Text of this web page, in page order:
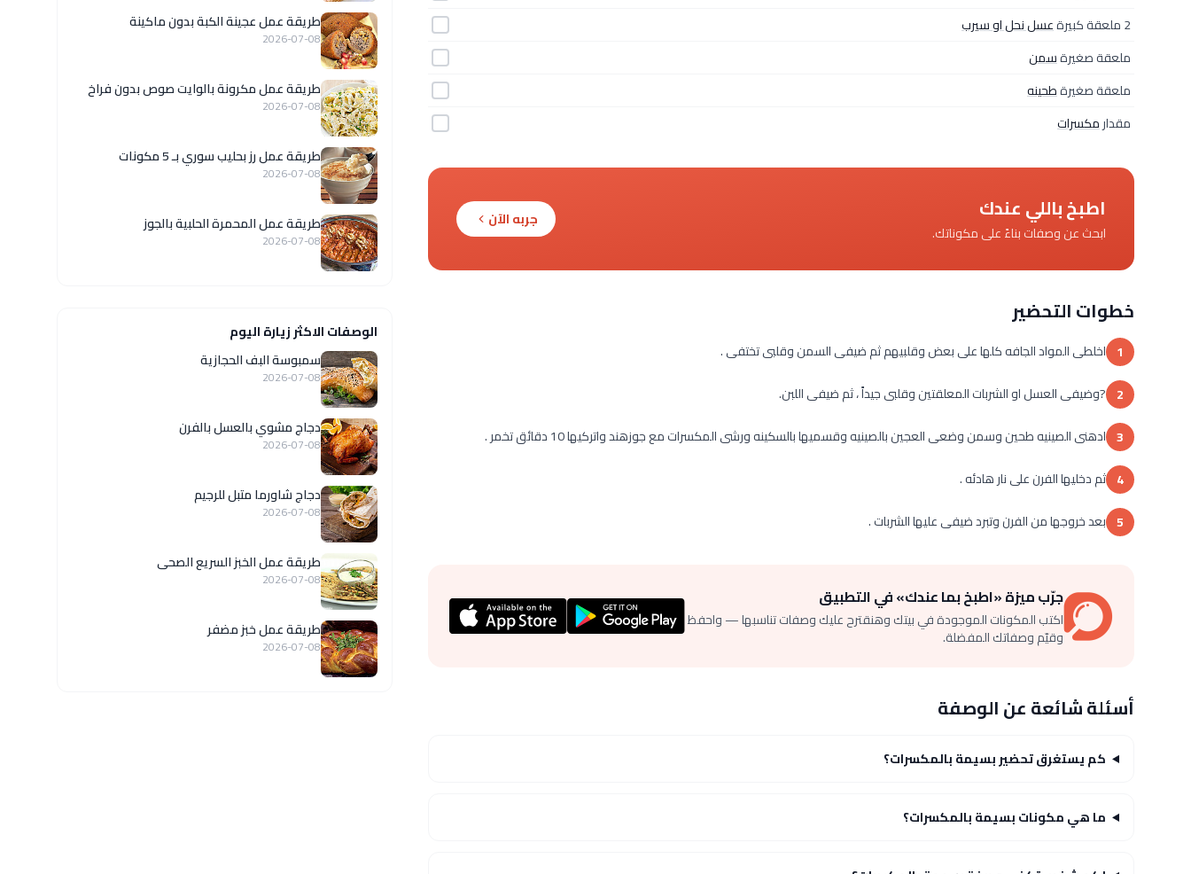
2 ملعقة كبيرة
عسل نحل او سيرب
ملعقة صغيرةسمن
ملعقة صغيرةطحينه
مقدارمكسرات
اطبخ باللي عندك
ابحث عن وصفات بناءً على مكوناتك.
جربه الآن
خطوات التحضير
1 اخلطى المواد الجافه كلها على بعض وقلبيهم ثم ضيفى السمن وقلبى تختفى .
2 ?وضيفى العسل او الشربات المعلقتين وقلبى جيداً ، ثم ضيفى اللبن.
3 ادهنى الصينيه طحين وسمن وضعى العجين بالصينيه وقسميها بالسكينه ورشى المكسرات مع جوزهند واتركيها 10 دقائق تخمر .
4 ثم دخليها الفرن على نار هادئه .
5 بعد خروجها من الفرن وتبرد ضيفى عليها الشربات .
جرّب ميزة «اطبخ بما عندك» في التطبيق
اكتب المكونات الموجودة في بيتك وهنقترح عليك وصفات تناسبها — واحفظ
وقيّم وصفاتك المفضلة.
أسئلة شائعة عن الوصفة
كم يستغرق تحضير بسيمة بالمكسرات؟
ما هي مكونات بسيمة بالمكسرات؟
طريقة عمل عجينة الكبة بدون ماكينة
2026-07-08
طريقة عمل مكرونة بالوايت صوص بدون فراخ
2026-07-08
طريقة عمل رز بحليب سوري بـ 5 مكونات
2026-07-08
طريقة عمل المحمرة الحلبية بالجوز
2026-07-08
الوصفات الاكثر زيارة اليوم
سمبوسة البف الحجازية
2026-07-08
دجاج مشوي بالعسل بالفرن
2026-07-08
دجاج شاورما متبل للرجيم
2026-07-08
طريقة عمل الخبز السريع الصحى
2026-07-08
طريقة عمل خبز مضفر
2026-07-08